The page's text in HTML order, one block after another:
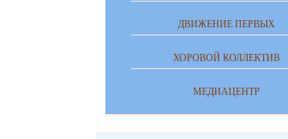
ДВИЖЕНИЕ ПЕРВЫХ
ХОРОВОЙ КОЛЛЕКТИВ
МЕДИАЦЕНТР